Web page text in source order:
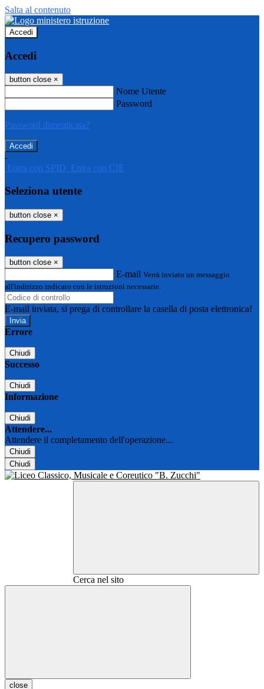
Salta al contenuto
Accedi
Accedi
button close ×
Nome Utente
Password
Password dimenticata?
-
Entra con SPID Entra con CIE
Seleziona utente
button close ×
Recupero password
button close ×
E-mail Verrà inviato un messaggio
all'indirizzo indicato con le istruzioni necessarie.
E-mail inviata, si prega di controllare la casella di posta elettronica!
Errore
Chiudi
Successo
Chiudi
Informazione
Chiudi
Attendere...
Attendere il completamento dell'operazione...
Chiudi
Chiudi
Cerca nel sito
close